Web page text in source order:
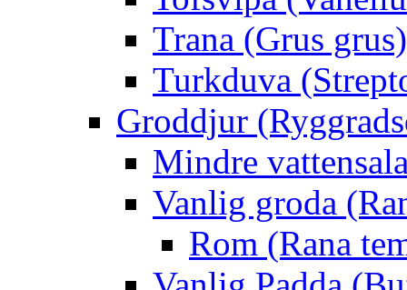
Trana (Grus grus)
Turkduva
Groddjur
Mindre
Vanlig groda
Rom (Rana